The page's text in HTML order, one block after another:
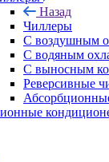
Назад
Чиллеры
С воздушным
С водяным
С выносным
Реверсивные